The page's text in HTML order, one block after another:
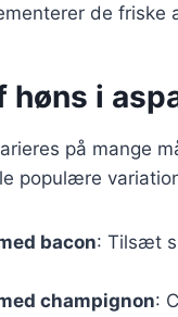
de friske
høns i
på mange
populære
bacon: Tilsæt
champignon: